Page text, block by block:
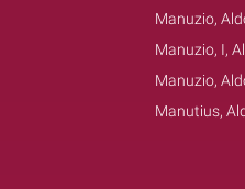
Manuzio,
Manuzio, I,
Manuzio,
Manutius,